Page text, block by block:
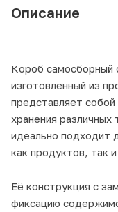
Описание
Короб самосборный
изготовленный из
представляет
хранения различных
идеально подходит
как продуктов, так
Её конструкция с
фиксацию